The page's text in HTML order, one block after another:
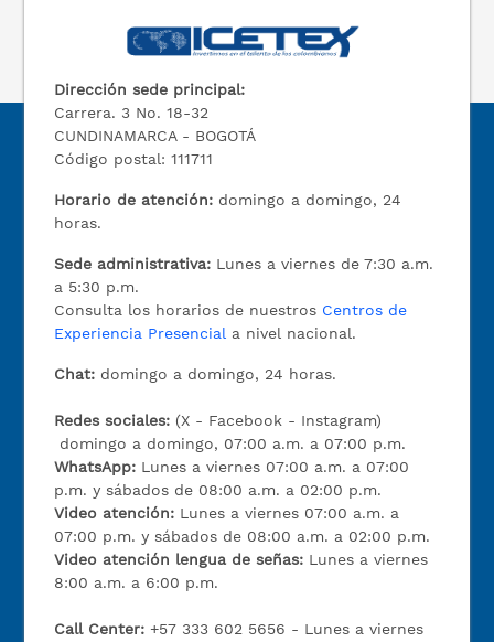
Dirección sede principal:
Carrera. 3 No. 18-32
CUNDINAMARCA - BOGOTÁ
Código postal: 111711
Horario de atención: domingo a domingo, 24
horas.
Sede administrativa: Lunes a viernes de 7:30 a.m.
a 5:30 p.m.
Consulta los horarios de nuestros Centros de
Experiencia Presencial a nivel nacional.
Chat: domingo a domingo, 24 horas.
Redes sociales: (X - Facebook - Instagram)
domingo a domingo, 07:00 a.m. a 07:00 p.m.
WhatsApp: Lunes a viernes 07:00 a.m. a 07:00
p.m. y sábados de 08:00 a.m. a 02:00 p.m.
Video atención: Lunes a viernes 07:00 a.m. a
07:00 p.m. y sábados de 08:00 a.m. a 02:00 p.m.
Video atención lengua de señas: Lunes a viernes
8:00 a.m. a 6:00 p.m.
Call Center:+57 333 602 5656 - Lunes a viernes